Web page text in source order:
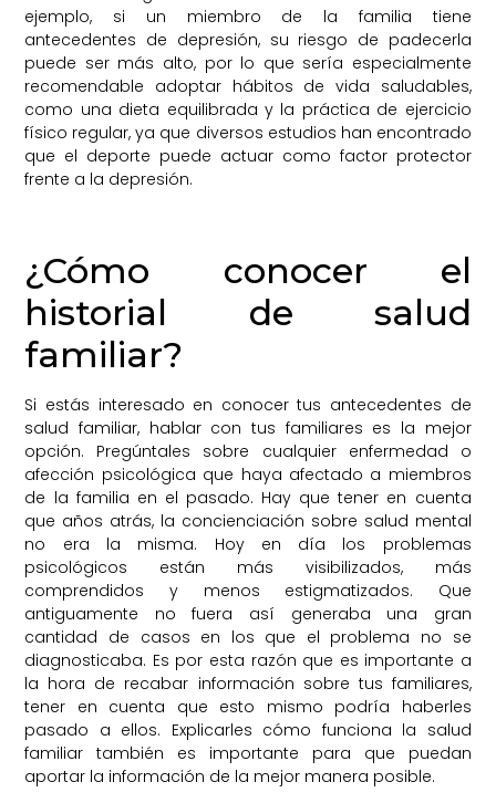
ejemplo, si un miembro de la familia tiene
antecedentes de depresión, su riesgo de padecerla
puede ser más alto, por lo que sería especialmente
recomendable adoptar hábitos de vida saludables,
como una dieta equilibrada y la práctica de ejercicio
físico regular, ya que diversos estudios han encontrado
que el deporte puede actuar como factor protector
frente a la depresión.
¿Cómo conocer el
historial de salud
familiar?
Si estás interesado en conocer tus antecedentes de
salud familiar, hablar con tus familiares es la mejor
opción. Pregúntales sobre cualquier enfermedad o
afección psicológica que haya afectado a miembros
de la familia en el pasado. Hay que tener en cuenta
que años atrás, la concienciación sobre salud mental
no era la misma. Hoy en día los problemas
psicológicos están más visibilizados, más
comprendidos y menos estigmatizados. Que
antiguamente no fuera así generaba una gran
cantidad de casos en los que el problema no se
diagnosticaba. Es por esta razón que es importante a
la hora de recabar información sobre tus familiares,
tener en cuenta que esto mismo podría haberles
pasado a ellos. Explicarles cómo funciona la salud
familiar también es importante para que puedan
aportar la información de la mejor manera posible.